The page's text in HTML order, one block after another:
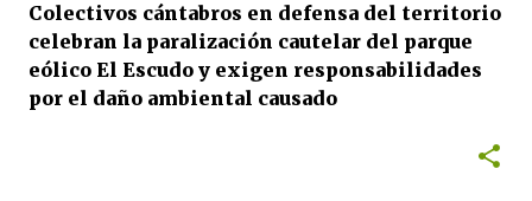
Colectivos cántabros en defensa del territorio
celebran la paralización cautelar del parque
eólico El Escudo y exigen responsabilidades
por el daño ambiental causado